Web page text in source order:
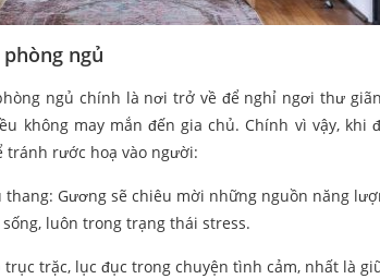
ngủ
ngủ chính là nơi trở về để nghỉ ngơi thư
không may mắn đến gia chủ. Chính vì vậy, khi
tránh rước hoạ vào người:
Gương sẽ chiêu mời những nguồn năng
luôn trong trạng thái stress.
trặc, lục đục trong chuyện tình cảm, nhất là